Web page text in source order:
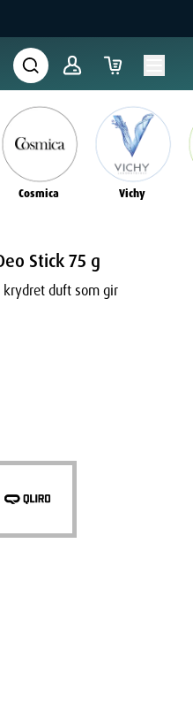
Cosmica Vichy
Stick 75 g
duft som gir